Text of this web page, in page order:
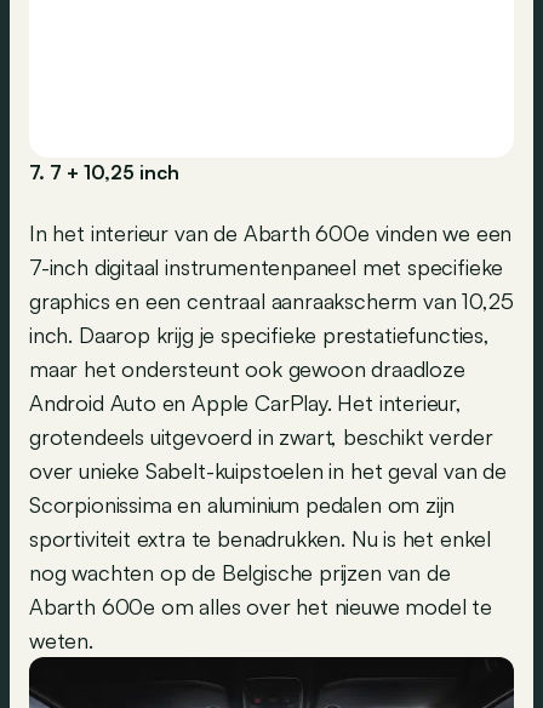
7. 7 + 10,25 inch
In het interieur van de Abarth 600e vinden we een
7-inch digitaal instrumentenpaneel met specifieke
graphics en een centraal aanraakscherm van 10,25
inch. Daarop krijg je specifieke prestatiefuncties,
maar het ondersteunt ook gewoon draadloze
Android Auto en Apple CarPlay. Het interieur,
grotendeels uitgevoerd in zwart, beschikt verder
over unieke Sabelt-kuipstoelen in het geval van de
Scorpionissima en aluminium pedalen om zijn
sportiviteit extra te benadrukken. Nu is het enkel
nog wachten op de Belgische prijzen van de
Abarth 600e om alles over het nieuwe model te
weten.